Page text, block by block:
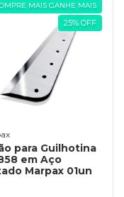
MAIS GANHE MAIS
25% OFF
para Guilhotina
em Aço
Marpax 01un